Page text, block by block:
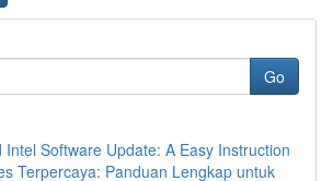
Go
Intel Software Update: A Easy Instruction
Terpercaya: Panduan Lengkap untuk